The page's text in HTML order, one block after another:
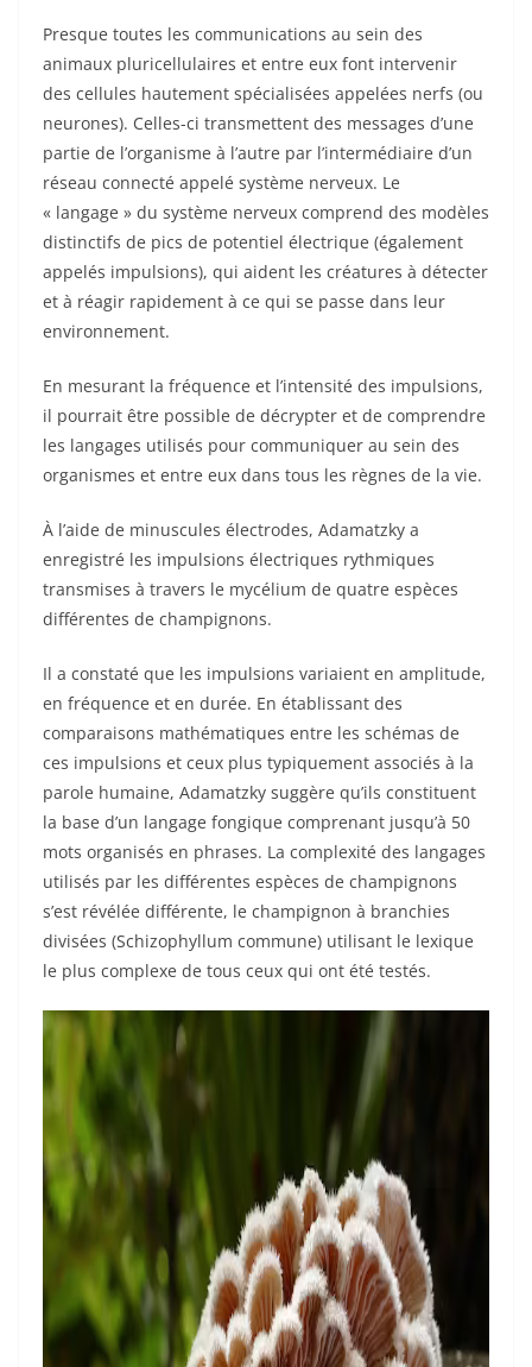
Presque toutes les communications au sein des
animaux pluricellulaires et entre eux font intervenir
des cellules hautement spécialisées appelées nerfs (ou
neurones). Celles-ci transmettent des messages d’une
partie de l’organisme à l’autre par l’intermédiaire d’un
réseau connecté appelé système nerveux. Le
« langage » du système nerveux comprend des modèles
distinctifs de pics de potentiel électrique (également
appelés impulsions), qui aident les créatures à détecter
et à réagir rapidement à ce qui se passe dans leur
environnement.
En mesurant la fréquence et l’intensité des impulsions,
il pourrait être possible de décrypter et de comprendre
les langages utilisés pour communiquer au sein des
organismes et entre eux dans tous les règnes de la vie.
À l’aide de minuscules électrodes, Adamatzky a
enregistré les impulsions électriques rythmiques
transmises à travers le mycélium de quatre espèces
différentes de champignons.
Il a constaté que les impulsions variaient en amplitude,
en fréquence et en durée. En établissant des
comparaisons mathématiques entre les schémas de
ces impulsions et ceux plus typiquement associés à la
parole humaine, Adamatzky suggère qu’ils constituent
la base d’un langage fongique comprenant jusqu’à 50
mots organisés en phrases. La complexité des langages
utilisés par les différentes espèces de champignons
s’est révélée différente, le champignon à branchies
divisées (Schizophyllum commune) utilisant le lexique
le plus complexe de tous ceux qui ont été testés.